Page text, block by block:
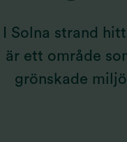
I Solna strand
är ett område
grönskade